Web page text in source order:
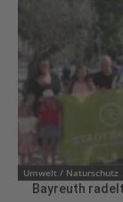
Umwelt / Naturschutz
Bayreuth